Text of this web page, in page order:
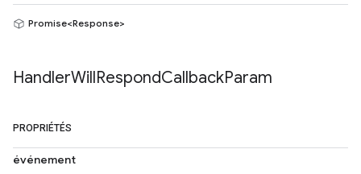
Promise<Response>
HandlerWillRespondCallbackParam
PROPRIÉTÉS
événement